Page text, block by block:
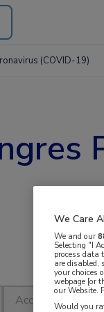
(COVID-19)
Accreditatie
We Care
We and our
Selecting "I
process data
are disabled,
your choices
webpage [or
our Website.
Would you